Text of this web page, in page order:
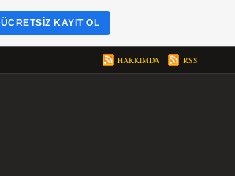
HAKKIMDA RSS
ÜCRETSIZ KAYIT OL